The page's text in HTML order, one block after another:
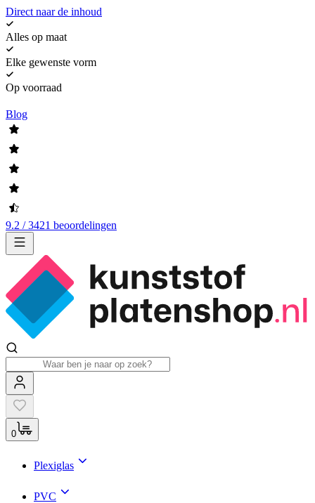
Direct naar de inhoud
Alles op maat
Elke gewenste vorm
Op voorraad
Blog
9.2 / 3421 beoordelingen
0
Plexiglas
PVC